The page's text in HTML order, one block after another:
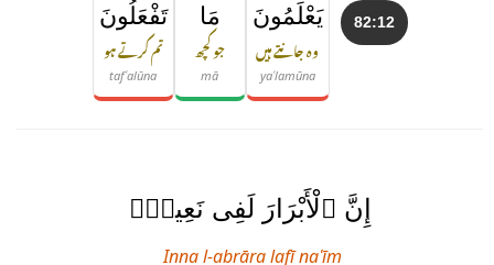
82:12
يَعْلَمُونَ
وہ جانتے ہیں
yaʿlamūna
مَا
جو کچھ
mā
تَفْعَلُونَ
تم کرتے ہو
tafʿalūna
إِنَّ ٱلْأَبْرَارَ لَفِى نَعِيمٍۢ
Inna l-abrāra lafī naʿīm